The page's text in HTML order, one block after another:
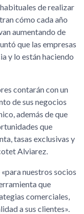
de realizar
cómo cada año
aumentando de
que las empresas
y lo están haciendo
contarán con un
de sus negocios
además de que
que
tasas exclusivas y
Alviarez.
nuestros socios
que
comerciales,
a sus clientes».